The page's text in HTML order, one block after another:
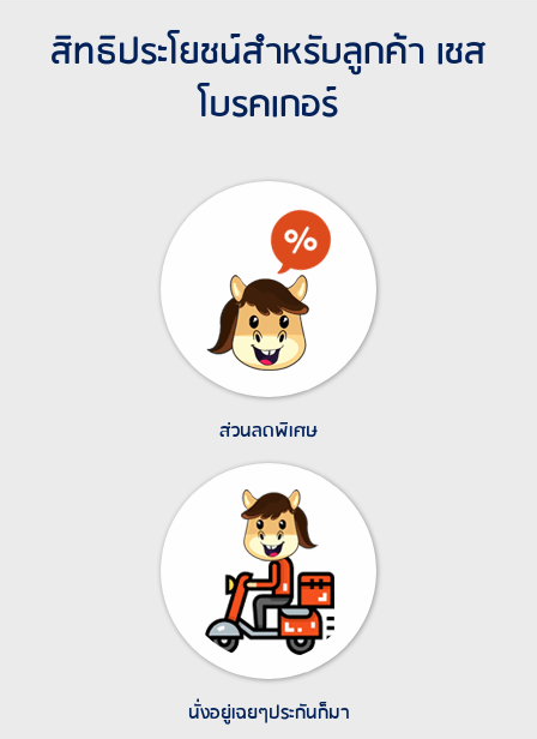
สิทธิประโยชน์สำหรับลูกค้า เชส
โบรคเกอร์
ส่วนลดพิเศษ
นั่งอยู่เฉยๆประกันก็มา